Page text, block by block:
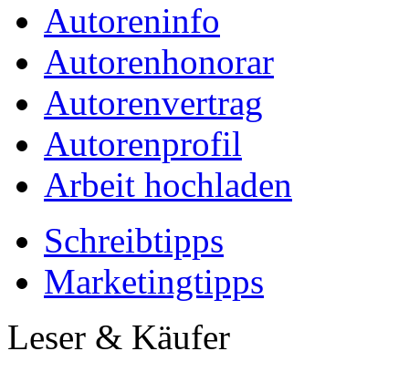
Autoreninfo
Autorenhonorar
Autorenvertrag
Autorenprofil
Arbeit hochladen
Schreibtipps
Marketingtipps
Leser & Käufer